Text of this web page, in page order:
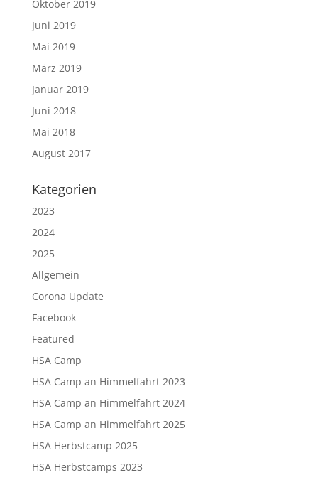
Oktober 2019
Juni 2019
Mai 2019
März 2019
Januar 2019
Juni 2018
Mai 2018
August 2017
Kategorien
2023
2024
2025
Allgemein
Corona Update
Facebook
Featured
HSA Camp
HSA Camp an Himmelfahrt 2023
HSA Camp an Himmelfahrt 2024
HSA Camp an Himmelfahrt 2025
HSA Herbstcamp 2025
HSA Herbstcamps 2023